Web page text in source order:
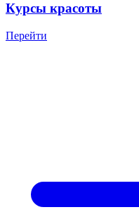
Курсы красоты
Перейти